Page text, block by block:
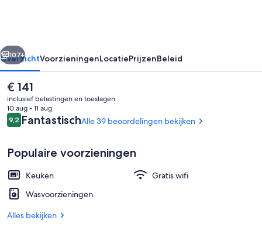
Receptie
Volgende
107+
OverzichtVoorzieningenLocatiePrijzenBeleid
De
huidige
prijs
is
€ 141
€ 141
inclusief belastingen en toeslagen
10 aug - 11 aug
Beoordelingen
9,29,2 op 10 –
FantastischAlle 39 beoordelingen bekijken
Populaire voorzieningen
Keuken
Gratis wifi
Wasvoorzieningen
Alles bekijken